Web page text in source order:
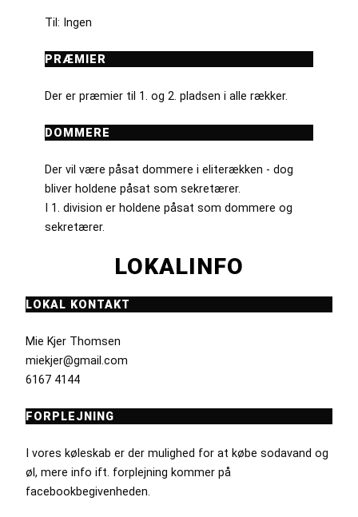
Til: Ingen
PRÆMIER
Der er præmier til 1. og 2. pladsen i alle rækker.
DOMMERE
Der vil være påsat dommere i eliterækken - dog
bliver holdene påsat som sekretærer.
I 1. division er holdene påsat som dommere og
sekretærer.
LOKALINFO
LOKAL KONTAKT
Mie Kjer Thomsen
miekjer@gmail.com
6167 4144
FORPLEJNING
I vores køleskab er der mulighed for at købe sodavand og
øl, mere info ift. forplejning kommer på
facebookbegivenheden.